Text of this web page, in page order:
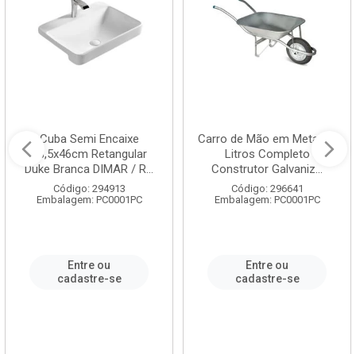
Cuba Semi Encaixe
58,5x46cm Retangular
Duke Branca DIMAR / R...
Código: 294913
Embalagem: PC0001PC
Entre ou
cadastre-se
Carro de Mão em Metal 60
Litros Completo
Construtor Galvaniz...
Código: 296641
Embalagem: PC0001PC
Entre ou
cadastre-se